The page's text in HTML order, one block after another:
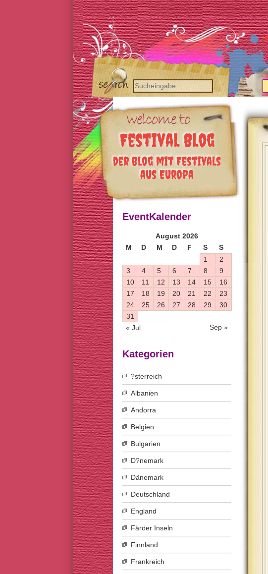
Festival Blog
der Blog mit Festivals
aus Europa
EventKalender
August 2026
M
D M D F S S
« Jul Sep »
1
2
3
4 5 6 7 8
9
10
11 12 13 14 15
16
17
18 19 20 21 22
23
24
25 26 27 28 29
30
31
Kategorien
?sterreich
Albanien
Andorra
Belgien
Bulgarien
D?nemark
Dänemark
Deutschland
England
Färöer Inseln
Finnland
Frankreich